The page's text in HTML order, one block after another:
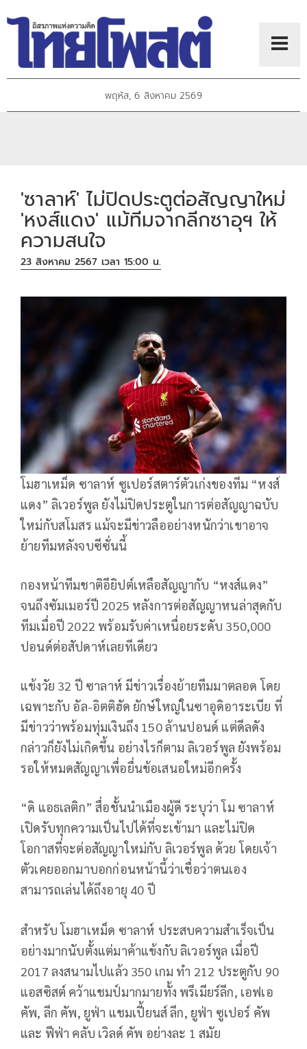
พฤหัส, 6 สิงหาคม 2569
'ซาลาห์' ไม่ปิดประตูต่อสัญญาใหม่
'หงส์แดง' แม้ทีมจากลีกซาอุฯ ให้
ความสนใจ
23 สิงหาคม 2567 เวลา 15:00 น.
โมฮาเหม็ด ซาลาห์ ซูเปอร์สตาร์ตัวเก่งของทีม “หงส์
แดง” ลิเวอร์พูล ยังไม่ปิดประตูในการต่อสัญญาฉบับ
ใหม่กับสโมสร แม้จะมีข่าวลืออย่างหนักว่าเขาอาจ
ย้ายทีมหลังจบซีซั่นนี้
กองหน้าทีมชาติอียิปต์เหลือสัญญากับ “หงส์แดง”
จนถึงซัมเมอร์ปี 2025 หลังการต่อสัญญาหนล่าสุดกับ
ทีมเมื่อปี 2022 พร้อมรับค่าเหนื่อยระดับ 350,000
ปอนด์ต่อสัปดาห์เลยทีเดียว
แข้งวัย 32 ปี ซาลาห์ มีข่าวเรื่องย้ายทีมมาตลอด โดย
เฉพาะกับ อัล-อิตติฮัด ยักษ์ใหญ่ในซาอุดิอาระเบีย ที่
มีข่าวว่าพร้อมทุ่มเงินถึง 150 ล้านปอนด์ แต่ดีลดัง
กล่าวก็ยังไม่เกิดขึ้น อย่างไรก็ตาม ลิเวอร์พูล ยังพร้อม
รอให้หมดสัญญาเพื่อยื่นข้อเสนอใหม่อีกครั้ง
“ดิ แอธเลติก” สื่อชั้นนำเมืองผู้ดี ระบุว่า โม ซาลาห์
เปิดรับทุกความเป็นไปได้ที่จะเข้ามา และไม่ปิด
โอกาสที่จะต่อสัญญาใหม่กับ ลิเวอร์พูล ด้วย โดยเจ้า
ตัวเคยออกมาบอกก่อนหน้านี้ว่าเชื่อว่าตนเอง
สามารถเล่นได้ถึงอายุ 40 ปี
สำหรับ โมฮาเหม็ด ซาลาห์ ประสบความสำเร็จเป็น
อย่างมากนับตั้งแต่มาค้าแข้งกับ ลิเวอร์พูล เมื่อปี
2017 ลงสนามไปแล้ว 350 เกม ทำ 212 ประตูกับ 90
แอสซิสต์ คว้าแชมป์มากมายทั้ง พรีเมียร์ลีก, เอฟเอ
คัพ, ลีก คัพ, ยูฟ่า แชมเปี้ยนส์ ลีก, ยูฟ่า ซูเปอร์ คัพ
และ ฟีฟ่า คลับ เวิลด์ คัพ อย่างละ 1 สมัย